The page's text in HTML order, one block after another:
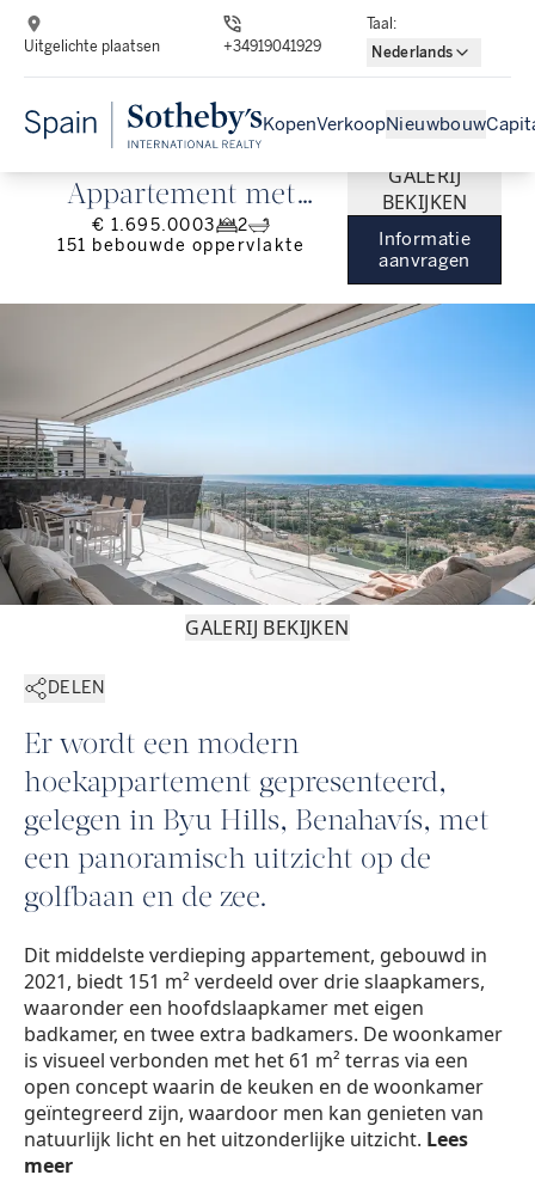
Uitgelichte plaatsen +34919041929
Taal :
Nederlands
KopenVerkoopNieuwbouw
Appartement met
uitzicht op zee en golf
€ 1.695.0003
2
151 bebouwde oppervlakte
GALERIJ
BEKIJKEN
Informatie
aanvragen
GALERIJ BEKIJKEN
DELEN
Er wordt een modern
hoekappartement gepresenteerd,
gelegen in Byu Hills, Benahavís, met
een panoramisch uitzicht op de
golfbaan en de zee.
Dit middelste verdieping appartement, gebouwd in
2021, biedt 151 m² verdeeld over drie slaapkamers,
waaronder een hoofdslaapkamer met eigen
badkamer, en twee extra badkamers. De woonkamer
is visueel verbonden met het 61 m² terras via een
open concept waarin de keuken en de woonkamer
geïntegreerd zijn, waardoor men kan genieten van
natuurlijk licht en het uitzonderlijke uitzicht. Lees
meer